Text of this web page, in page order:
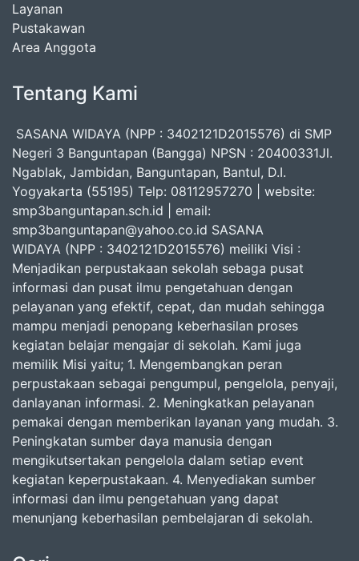
Layanan
Pustakawan
Area Anggota
Tentang Kami
SASANA WIDAYA (NPP : 3402121D2015576) di SMP
Negeri 3 Banguntapan (Bangga) NPSN : 20400331Jl.
Ngablak, Jambidan, Banguntapan, Bantul, D.I.
Yogyakarta (55195) Telp: 08112957270 | website:
smp3banguntapan.sch.id | email:
smp3banguntapan@yahoo.co.id SASANA
WIDAYA (NPP : 3402121D2015576) meiliki Visi :
Menjadikan perpustakaan sekolah sebaga pusat
informasi dan pusat ilmu pengetahuan dengan
pelayanan yang efektif, cepat, dan mudah sehingga
mampu menjadi penopang keberhasilan proses
kegiatan belajar mengajar di sekolah. Kami juga
memilik Misi yaitu; 1. Mengembangkan peran
perpustakaan sebagai pengumpul, pengelola, penyaji,
danlayanan informasi. 2. Meningkatkan pelayanan
pemakai dengan memberikan layanan yang mudah. 3.
Peningkatan sumber daya manusia dengan
mengikutsertakan pengelola dalam setiap event
kegiatan keperpustakaan. 4. Menyediakan sumber
informasi dan ilmu pengetahuan yang dapat
menunjang keberhasilan pembelajaran di sekolah.